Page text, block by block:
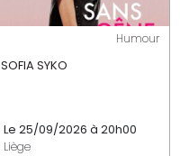
Humour
SOFIA SYKO
Le 25/09/2026 à 20h00
Liège